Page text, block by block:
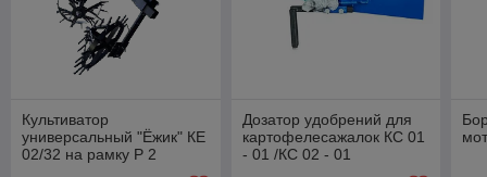
Культиватор
универсальный "Ёжик" КЕ
02/32 на рамку Р 2
Дозатор удобрений для
картофелесажалок КС 01
- 01 /КС 02 - 01